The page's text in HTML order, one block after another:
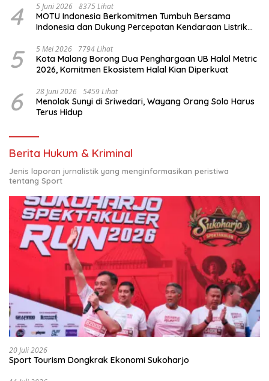
4 5 Juni 2026 8375 Lihat
MOTU Indonesia Berkomitmen Tumbuh Bersama
Indonesia dan Dukung Percepatan Kendaraan Listrik
5 5 Mei 2026 7794 Lihat
Kota Malang Borong Dua Penghargaan UB Halal Metric
2026, Komitmen Ekosistem Halal Kian Diperkuat
6 28 Juni 2026 5459 Lihat
Menolak Sunyi di Sriwedari, Wayang Orang Solo Harus
Terus Hidup
Berita Hukum & Kriminal
Jenis laporan jurnalistik yang menginformasikan peristiwa
tentang Sport
20 Juli 2026
Sport Tourism Dongkrak Ekonomi Sukoharjo